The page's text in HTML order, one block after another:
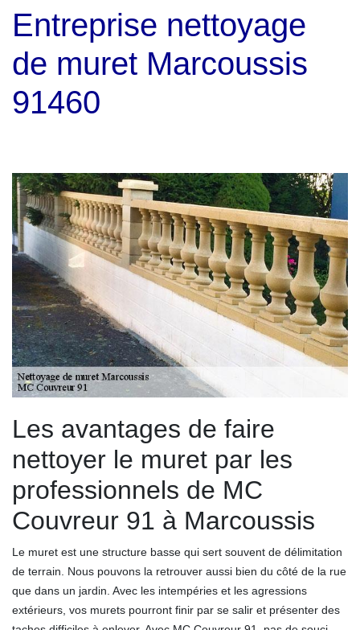
Entreprise nettoyage
de muret Marcoussis
91460
Les avantages de faire
nettoyer le muret par les
professionnels de MC
Couvreur 91 à Marcoussis
Le muret est une structure basse qui sert souvent de délimitation
de terrain. Nous pouvons la retrouver aussi bien du côté de la rue
que dans un jardin. Avec les intempéries et les agressions
extérieurs, vos murets pourront finir par se salir et présenter des